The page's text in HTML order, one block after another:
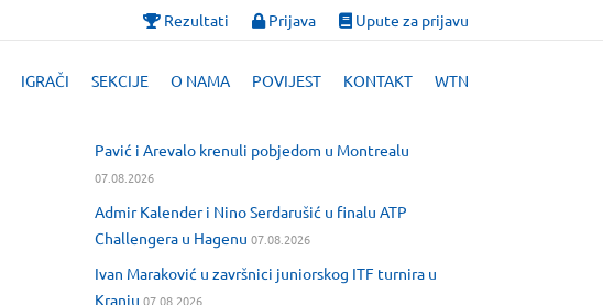
Rezultati Prijava Upute za prijavu
IGRAČI SEKCIJE O NAMA POVIJEST KONTAKT WTN
Pavić i Arevalo krenuli pobjedom u Montrealu
07.08.2026
Admir Kalender i Nino Serdarušić u finalu ATP
Challengera u Hagenu 07.08.2026
Ivan Maraković u završnici juniorskog ITF turnira u
Kranju 07.08.2026